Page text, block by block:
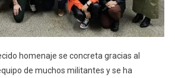
homenaje se concreta gracias al
de muchos militantes y se ha